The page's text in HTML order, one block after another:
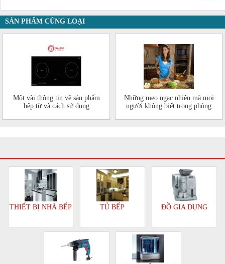
SẢN PHẨM CÙNG LOẠI
Một vài thông tin về sản phẩm
bếp từ và cách sử dụng
Những mẹo ngạc nhiên mà mọi
người không biết trong phòng
THIẾT BỊ NHÀ BẾP TỦ BẾP ĐỒ GIA DỤNG